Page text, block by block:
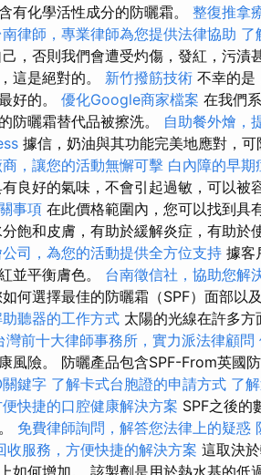
有化學活性成分的防曬霜。 整復推拿
南律師，專業律師為您提供法律協助 了
，否則我們會遭受灼傷，發紅，污漬
這是絕對的。 新竹撥筋技術 不幸的是
好的。 優化Google商家檔案 在我們
防曬霜替代品被擦洗。 自助餐外燴，
據信，奶油與其功能完美地應對，
，讓您的活動無懈可擊 白內障的早期
良好的氣味，不會引起過敏，可以被
事項 在此價格範圍內，您可以找到具
飽和皮膚，有助於緩解炎症，有助於
司，為您的活動提供全方位支持 據客
並平衡膚色。 台南徵信社，協助您解
何選擇最佳的防曬霜（SPF）面部以
聽器的工作方式 太陽的光線在許多方
灣前十大律師事務所，實力派法律顧問
風險。 防曬產品包含SPF-From英國防
鍵字 了解卡式台胞證的申請方式 了
快捷的口腔健康解決方案 SPF之後的
免費律師詢問，解答您法律上的疑惑
收服務，方便快捷的解決方案 這取決
如何增加。 該製劑是用於熱水基的低